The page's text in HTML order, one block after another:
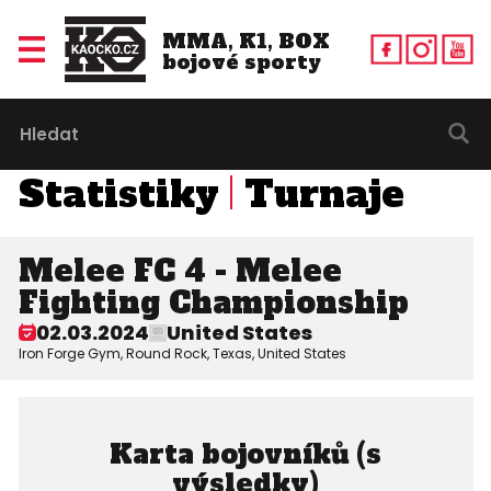
MMA, K1, BOX
bojové sporty
Statistiky Turnaje
Melee FC 4 - Melee
Fighting Championship
02.03.2024 United States
Iron Forge Gym, Round Rock, Texas, United States
Karta bojovníků (s